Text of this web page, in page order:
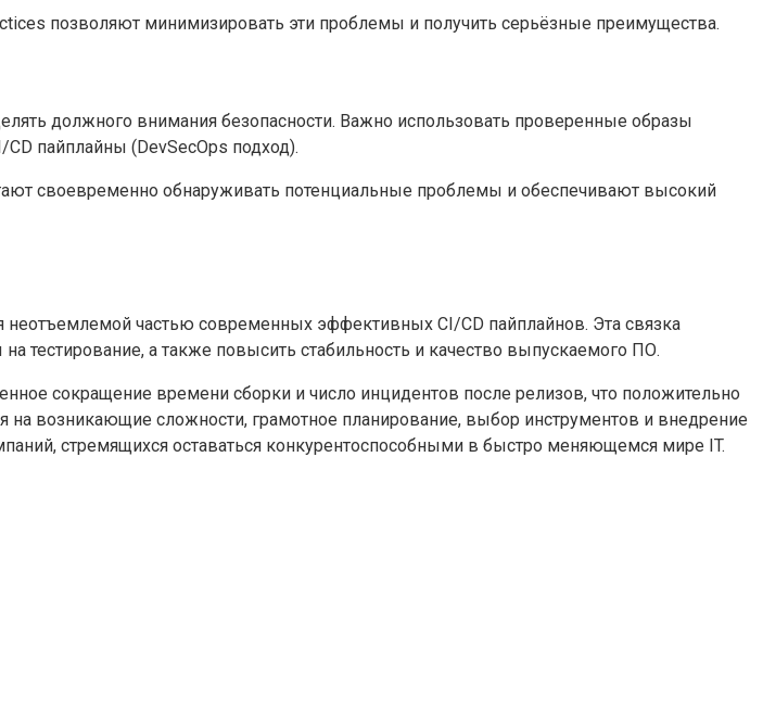
позволяют минимизировать эти проблемы и получить серьёзные преимущества.
должного внимания безопасности. Важно использовать проверенные образы
CD пайплайны (DevSecOps подход).
своевременно обнаруживать потенциальные проблемы и обеспечивают высокий
неотъемлемой частью современных эффективных CI/CD пайплайнов. Эта связка
тестирование, а также повысить стабильность и качество выпускаемого ПО.
сокращение времени сборки и число инцидентов после релизов, что положительно
на возникающие сложности, грамотное планирование, выбор инструментов и внедрение
стремящихся оставаться конкурентоспособными в быстро меняющемся мире IT.